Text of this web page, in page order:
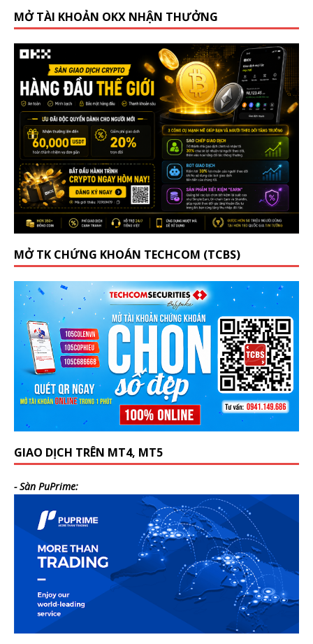
MỞ TÀI KHOẢN OKX NHẬN THƯỞNG
MỞ TK CHỨNG KHOÁN TECHCOM (TCBS)
GIAO DỊCH TRÊN MT4, MT5
- Sàn PuPrime: